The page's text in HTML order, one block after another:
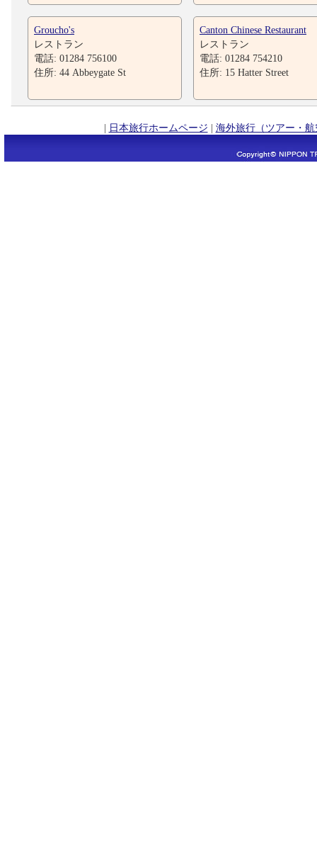
Groucho's
レストラン
電話: 01284 756100
住所: 44 Abbeygate St
Canton Chinese Restaurant
レストラン
電話: 01284 754210
住所: 15 Hatter Street
| 日本旅行ホームページ | 海外旅行（ツアー・航